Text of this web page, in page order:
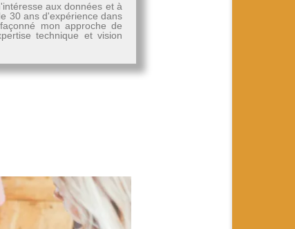
aux données et à
30 ans d'expérience dans
mon approche de
technique et vision